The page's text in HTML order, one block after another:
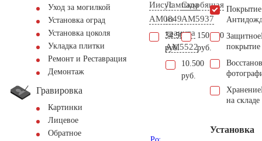
Уход за могилкой
Установка оград
Установка цоколя
Укладка плитки
Ремонт и Реставрация
Демонтаж
Гравировка
Картинки
Лицевое
Обратное
Иисус
AM0849
34.500
руб.
Лампада
из
гранита
AM5522
10.500
руб.
Скорбящая
AM5937
150.900
руб.
Покрытие
Защитное
покрытие
Хранение
на складе
Установка